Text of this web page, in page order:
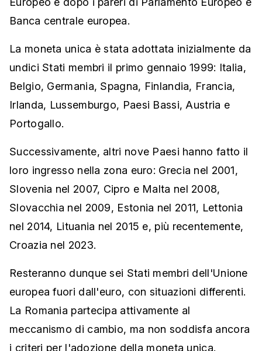
Banca centrale europea.
La moneta unica è stata adottata inizialmente da
undici Stati membri il primo gennaio 1999: Italia,
Belgio, Germania, Spagna, Finlandia, Francia,
Irlanda, Lussemburgo, Paesi Bassi, Austria e
Portogallo.
Successivamente, altri nove Paesi hanno fatto il
loro ingresso nella zona euro: Grecia nel 2001,
Slovenia nel 2007, Cipro e Malta nel 2008,
Slovacchia nel 2009, Estonia nel 2011, Lettonia
nel 2014, Lituania nel 2015 e, più recentemente,
Croazia nel 2023.
Resteranno dunque sei Stati membri dell'Unione
europea fuori dall'euro, con situazioni differenti.
La Romania partecipa attivamente al
meccanismo di cambio, ma non soddisfa ancora
i criteri per l'adozione della moneta unica.